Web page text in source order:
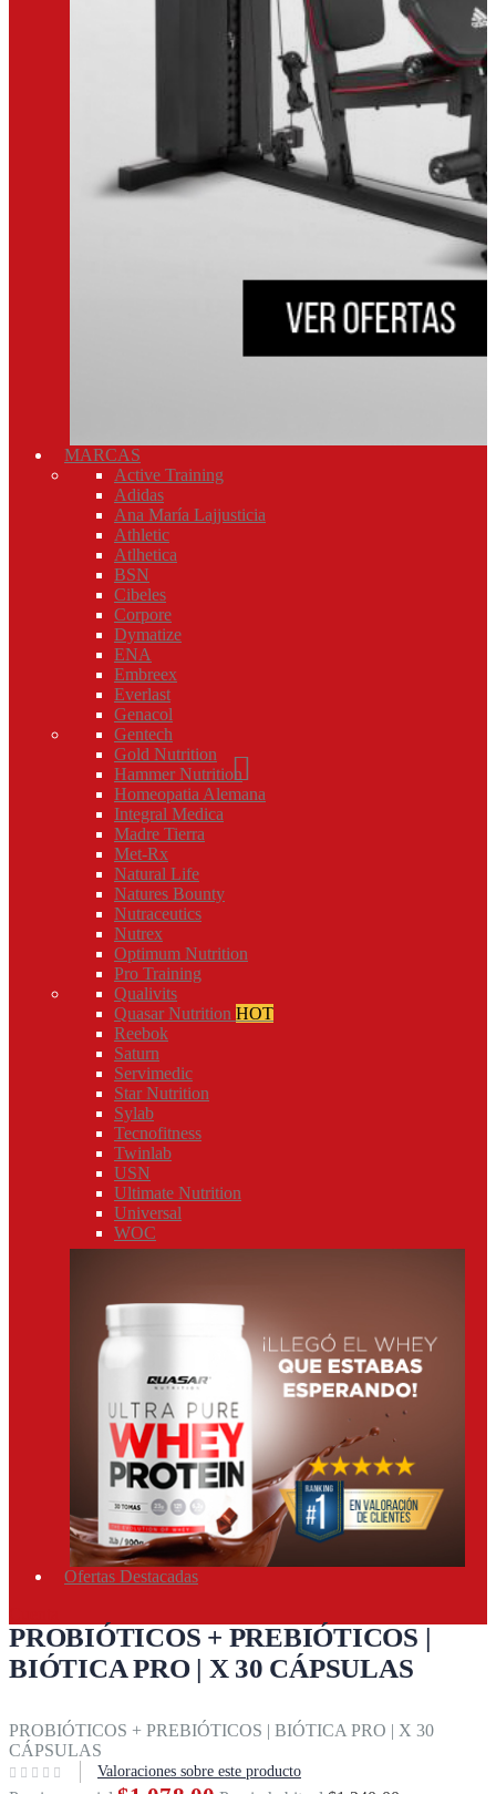
MARCAS
Active Training
Adidas
Ana María Lajjusticia
Athletic
Atlhetica
BSN
Cibeles
Corpore
Dymatize
ENA
Embreex
Everlast
Genacol
Gentech
Gold Nutrition
Hammer Nutrition
Homeopatia Alemana
Integral Medica
Madre Tierra
Met-Rx
Natural Life
Natures Bounty
Nutraceutics
Nutrex
Optimum Nutrition
Pro Training
Qualivits
Quasar Nutrition HOT
Reebok
Saturn
Servimedic
Star Nutrition
Sylab
Tecnofitness
Twinlab
USN
Ultimate Nutrition
Universal
WOC
Ofertas Destacadas
PROBIÓTICOS + PREBIÓTICOS |
BIÓTICA PRO | X 30 CÁPSULAS
PROBIÓTICOS + PREBIÓTICOS | BIÓTICA PRO | X 30
CÁPSULAS
Valoraciones sobre este producto